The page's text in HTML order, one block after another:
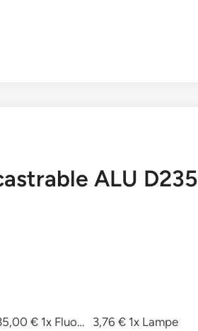
ALU D235
€ 1x Fluo… 3,76 € 1x Lampe